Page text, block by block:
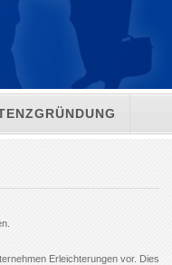
Erleichterungen vor. Dies